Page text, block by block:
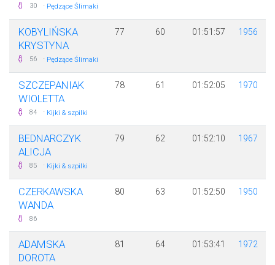
30 · Pędzące Ślimaki
KOBYLIŃSKA
KRYSTYNA
56 · Pędzące Ślimaki
77 60 01:51:57 1956
SZCZEPANIAK
WIOLETTA
84 · Kijki & szpilki
78 61 01:52:05 1970
BEDNARCZYK
ALICJA
85 · Kijki & szpilki
79 62 01:52:10 1967
CZERKAWSKA
WANDA
86
80 63 01:52:50 1950
ADAMSKA
DOROTA
81 64 01:53:41 1972